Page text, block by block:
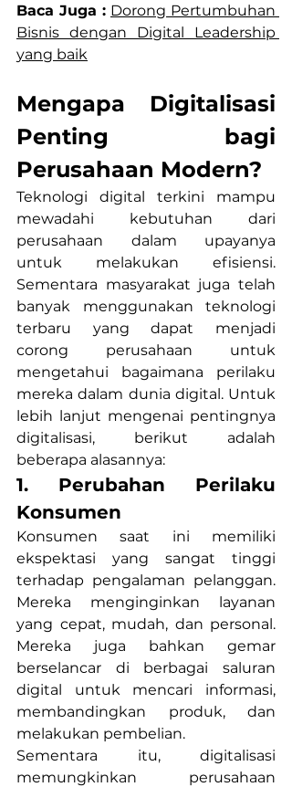
Baca Juga : Dorong Pertumbuhan
Bisnis dengan Digital Leadership
yang baik
Mengapa Digitalisasi
Penting bagi
Perusahaan Modern?
Teknologi digital terkini mampu
mewadahi kebutuhan dari
perusahaan dalam upayanya
untuk melakukan efisiensi.
Sementara masyarakat juga telah
banyak menggunakan teknologi
terbaru yang dapat menjadi
corong perusahaan untuk
mengetahui bagaimana perilaku
mereka dalam dunia digital. Untuk
lebih lanjut mengenai pentingnya
digitalisasi, berikut adalah
beberapa alasannya:
1. Perubahan Perilaku
Konsumen
Konsumen saat ini memiliki
ekspektasi yang sangat tinggi
terhadap pengalaman pelanggan.
Mereka menginginkan layanan
yang cepat, mudah, dan personal.
Mereka juga bahkan gemar
berselancar di berbagai saluran
digital untuk mencari informasi,
membandingkan produk, dan
melakukan pembelian.
Sementara itu, digitalisasi
memungkinkan perusahaan